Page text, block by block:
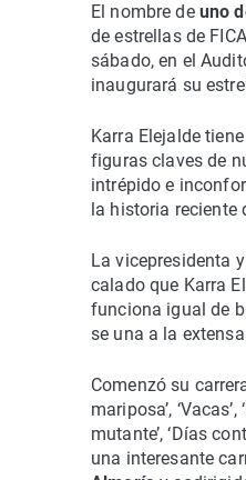
El nombre de uno
de estrellas de
sábado, en el
inaugurará su
Karra Elejalde
figuras claves de
intrépido e
la historia reciente
La vicepresidenta
calado que Karra
funciona igual de
se una a la
Comenzó su
mariposa’,
mutante’, ‘Días
una interesante